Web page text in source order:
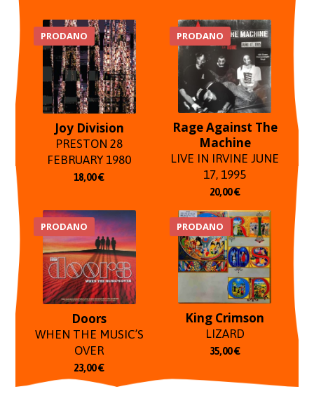
PRODANO
Joy Division
PRESTON 28
FEBRUARY 1980
18,00€
PRODANO
Rage Against The
Machine
LIVE IN IRVINE JUNE
17, 1995
20,00€
PRODANO
Doors
WHEN THE MUSIC’S
OVER
23,00€
PRODANO
King Crimson
LIZARD
35,00€